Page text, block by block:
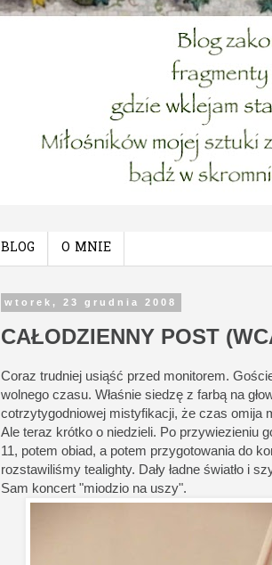
BLOG O MNIE
wtorek, 23 grudnia 2008
CAŁODZIENNY POST
Coraz trudniej usiąść przed monitorem.
wolnego czasu. Właśnie siedzę z farbą na
cotrzytygodniowej mistyfikacji, że czas omija
Ale teraz krótko o niedzieli. Po przywiezieniu
11, potem obiad, a potem przygotowania do
rozstawiliśmy tealighty. Dały ładne światło i
Sam koncert "miodzio na uszy".